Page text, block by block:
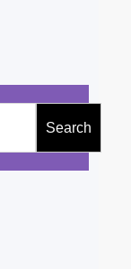
y
Search